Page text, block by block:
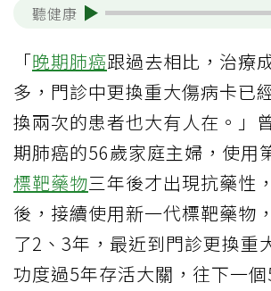
聽健康
「晚期肺癌跟過去相比，治療
多，門診中更換重大傷病卡已
換兩次的患者也大有人在。」
期肺癌的56歲家庭主婦，使用
標靶藥物三年後才出現抗藥性，
後，接續使用新一代標靶藥物
了2、3年，最近到門診更換重
功度過5年存活大關，往下一個